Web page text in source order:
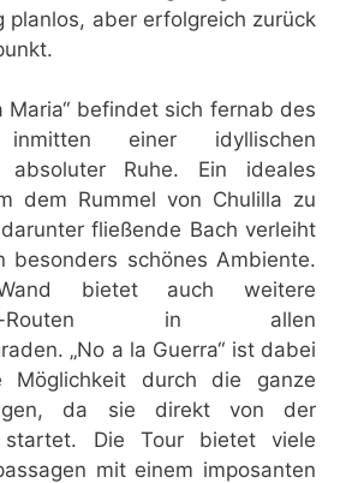
planlos, aber erfolgreich zurück
Maria“ befindet sich fernab des
inmitten einer idyllischen
Ruhe. Ein ideales
dem Rummel von Chulilla zu
fließende Bach verleiht
besonders schönes Ambiente.
bietet auch weitere
Routen in allen
„No a la Guerra“ ist dabei
Möglichkeit durch die ganze
da sie direkt von der
startet. Die Tour bietet viele
mit einem imposanten